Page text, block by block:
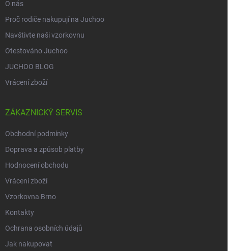
O nás
Proč rodiče nakupují na Juchoo
Navštivte naši vzorkovnu
Otestováno Juchoo
JUCHOO BLOG
Vrácení zboží
ZÁKAZNICKÝ SERVIS
Obchodní podmínky
Doprava a způsob platby
Hodnocení obchodu
Vrácení zboží
Vzorkovna Brno
Kontakty
Ochrana osobních údajů
Jak nakupovat